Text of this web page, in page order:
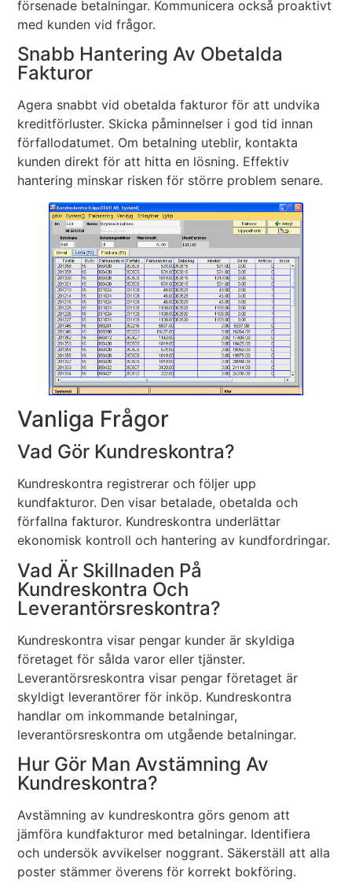
försenade betalningar. Kommunicera också proaktivt
med kunden vid frågor.
Snabb Hantering Av Obetalda
Fakturor
Agera snabbt vid obetalda fakturor för att undvika
kreditförluster. Skicka påminnelser i god tid innan
förfallodatumet. Om betalning uteblir, kontakta
kunden direkt för att hitta en lösning. Effektiv
hantering minskar risken för större problem senare.
Vanliga Frågor
Vad Gör Kundreskontra?
Kundreskontra registrerar och följer upp
kundfakturor. Den visar betalade, obetalda och
förfallna fakturor. Kundreskontra underlättar
ekonomisk kontroll och hantering av kundfordringar.
Vad Är Skillnaden På
Kundreskontra Och
Leverantörsreskontra?
Kundreskontra visar pengar kunder är skyldiga
företaget för sålda varor eller tjänster.
Leverantörsreskontra visar pengar företaget är
skyldigt leverantörer för inköp. Kundreskontra
handlar om inkommande betalningar,
leverantörsreskontra om utgående betalningar.
Hur Gör Man Avstämning Av
Kundreskontra?
Avstämning av kundreskontra görs genom att
jämföra kundfakturor med betalningar. Identifiera
och undersök avvikelser noggrant. Säkerställ att alla
poster stämmer överens för korrekt bokföring.